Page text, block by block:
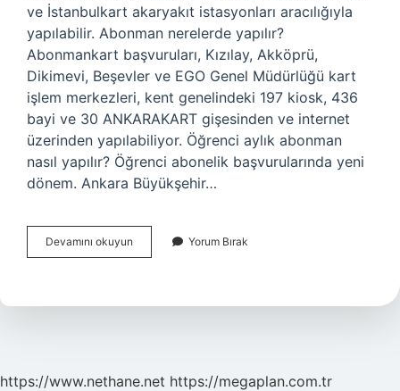
ve İstanbulkart akaryakıt istasyonları aracılığıyla
yapılabilir. Abonman nerelerde yapılır?
Abonmankart başvuruları, Kızılay, Akköprü,
Dikimevi, Beşevler ve EGO Genel Müdürlüğü kart
işlem merkezleri, kent genelindeki 197 kiosk, 436
bayi ve 30 ANKARAKART gişesinden ve internet
üzerinden yapılabiliyor. Öğrenci aylık abonman
nasıl yapılır? Öğrenci abonelik başvurularında yeni
dönem. Ankara Büyükşehir…
Devamını okuyun
Abonman
Yorum Bırak
https://www.nethane.net https://megaplan.com.tr